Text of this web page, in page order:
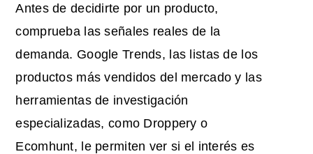
Antes de decidirte por un producto,
comprueba las señales reales de la
demanda. Google Trends, las listas de los
productos más vendidos del mercado y las
herramientas de investigación
especializadas, como Droppery o
Ecomhunt, le permiten ver si el interés es